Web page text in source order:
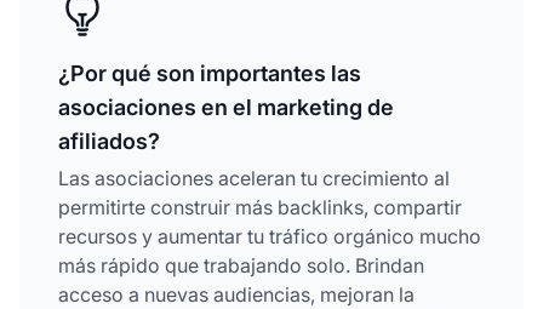
¿Por qué son importantes las
asociaciones en el marketing de
afiliados?
Las asociaciones aceleran tu crecimiento al
permitirte construir más backlinks, compartir
recursos y aumentar tu tráfico orgánico mucho
más rápido que trabajando solo. Brindan
acceso a nuevas audiencias, mejoran la